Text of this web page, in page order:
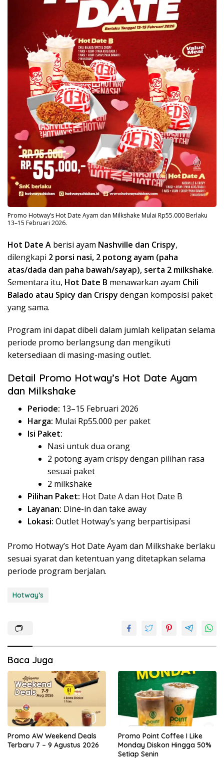
Promo Hotway’s Hot Date Ayam dan Milkshake Mulai Rp55.000 Berlaku
13–15 Februari 2026.
Hot Date A berisi ayam Nashville dan Crispy,
dilengkapi 2 porsi nasi, 2 potong ayam (paha
atas/dada dan paha bawah/sayap), serta 2 milkshake.
Sementara itu, Hot Date B menawarkan ayam Chili
Balado atau Spicy dan Crispy dengan komposisi paket
yang sama.
Program ini dapat dibeli dalam jumlah kelipatan selama
periode promo berlangsung dan mengikuti
ketersediaan di masing-masing outlet.
Detail Promo Hotway’s Hot Date Ayam
dan Milkshake
Periode: 13–15 Februari 2026
Harga: Mulai Rp55.000 per paket
Isi Paket:
Nasi untuk dua orang
2 potong ayam crispy dengan pilihan rasa
sesuai paket
2 milkshake
Pilihan Paket: Hot Date A dan Hot Date B
Layanan: Dine-in dan take away
Lokasi: Outlet Hotway’s yang berpartisipasi
Promo Hotway’s Hot Date Ayam dan Milkshake berlaku
sesuai syarat dan ketentuan yang ditetapkan selama
periode program berjalan.
Hotway’s
Baca Juga
Promo AW Weekend Deals
Terbaru 7 – 9 Agustus 2026
Promo Point Coffee I Like
Monday Diskon Hingga 50%
Setiap Senin